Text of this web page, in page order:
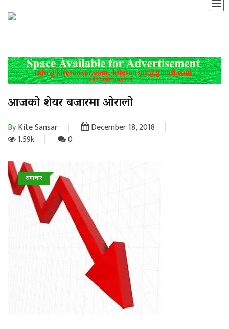
आजको शेयर बजारमा ओरालो
ByKite Sansar
December 18, 2018
1.59k
0
समाचार